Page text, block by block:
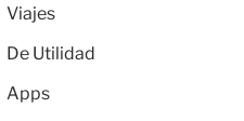
Viajes
De Utilidad
Apps